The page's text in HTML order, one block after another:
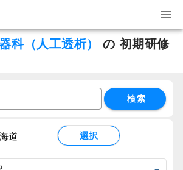
科（人工透析） の 初期研修
検索
道 選択